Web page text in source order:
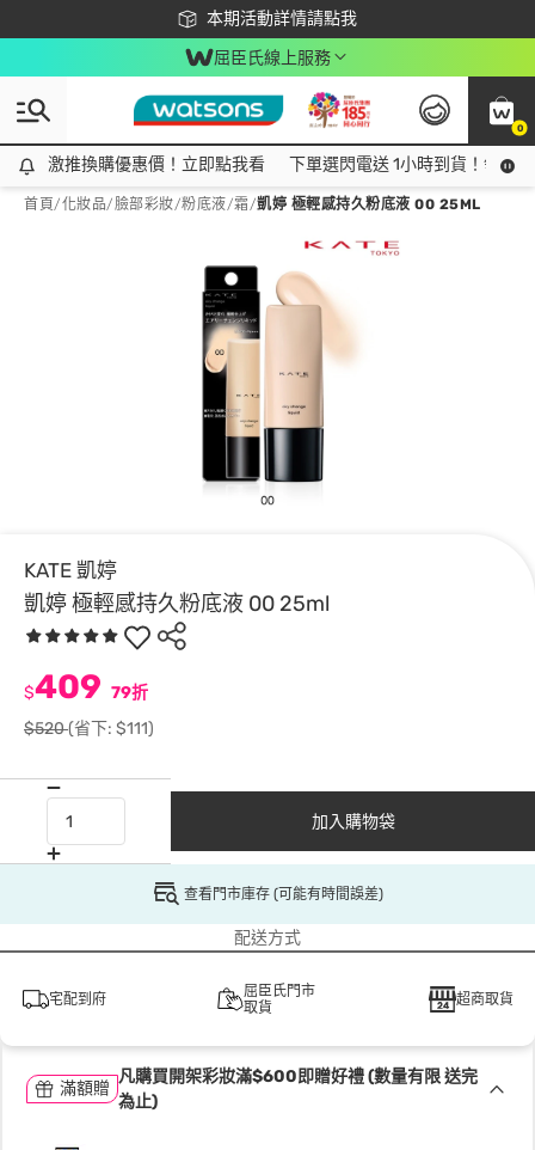
本期活動詳情請點我
下載app最高回饋$350
屈臣氏線上服務
0
激推換購優惠價！立即點我看
激推換購優惠價！立即點我看 下單選閃電送 1小時到貨！領神
首頁/化妝品/臉部彩妝/粉底液/霜/凱婷 極輕感持久粉底液 00 25ML
KATE 凱婷
凱婷 極輕感持久粉底液 00 25ml
$409 79折
$520(省下: $111)
加入購物袋
查看門市庫存 (可能有時間誤差)
配送方式
宅配到府
屈臣氏門市
取貨
超商取貨
滿額贈
凡購買開架彩妝滿$600即贈好禮 (數量有限 送完
為止)